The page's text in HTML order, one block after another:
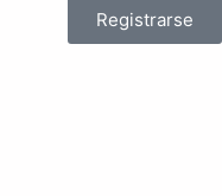
Registrarse